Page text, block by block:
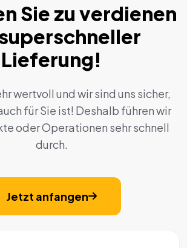
Sie zu verdienen
Lieferung!
wertvoll und wir sind uns sicher,
für Sie ist! Deshalb führen wir
oder Operationen sehr schnell
durch.
Jetzt anfangen